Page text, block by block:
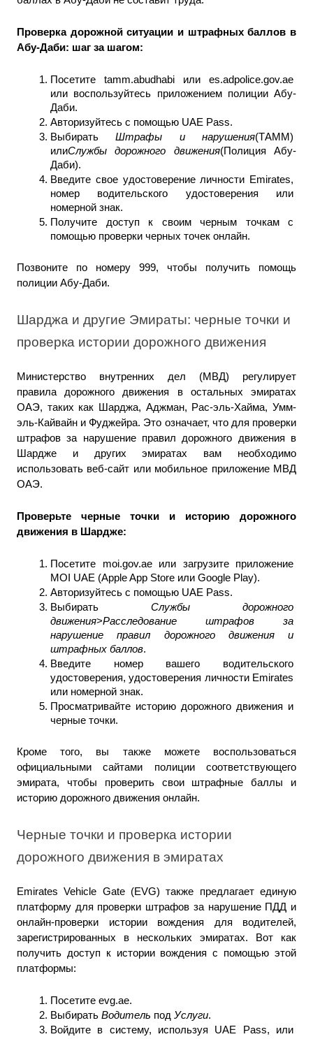
Проверка дорожной ситуации и штрафных баллов в
Абу-Даби: шаг за шагом:
Посетите tamm.abudhabi или es.adpolice.gov.ae
или воспользуйтесь приложением полиции Абу-
Даби.
Авторизуйтесь с помощью UAE Pass.
Выбирать Штрафы и нарушения(ТАММ)
илиСлужбы дорожного движения(Полиция Абу-
Даби).
Введите свое удостоверение личности Emirates,
номер водительского удостоверения или
номерной знак.
Получите доступ к своим черным точкам с
помощью проверки черных точек онлайн.
Позвоните по номеру 999, чтобы получить помощь
полиции Абу-Даби.
Шарджа и другие Эмираты: черные точки и
проверка истории дорожного движения
Министерство внутренних дел (МВД) регулирует
правила дорожного движения в остальных эмиратах
ОАЭ, таких как Шарджа, Аджман, Рас-эль-Хайма, Умм-
эль-Кайвайн и Фуджейра. Это означает, что для проверки
штрафов за нарушение правил дорожного движения в
Шардже и других эмиратах вам необходимо
использовать веб-сайт или мобильное приложение МВД
ОАЭ.
Проверьте черные точки и историю дорожного
движения в Шардже:
Посетите moi.gov.ae или загрузите приложение
MOI UAE (Apple App Store или Google Play).
Авторизуйтесь с помощью UAE Pass.
Выбирать Службы дорожного
движения>Расследование штрафов за
нарушение правил дорожного движения и
штрафных баллов.
Введите номер вашего водительского
удостоверения, удостоверения личности Emirates
или номерной знак.
Просматривайте историю дорожного движения и
черные точки.
Кроме того, вы также можете воспользоваться
официальными сайтами полиции соответствующего
эмирата, чтобы проверить свои штрафные баллы и
историю дорожного движения онлайн.
Черные точки и проверка истории
дорожного движения в эмиратах
Emirates Vehicle Gate (EVG) также предлагает единую
платформу для проверки штрафов за нарушение ПДД и
онлайн-проверки истории вождения для водителей,
зарегистрированных в нескольких эмиратах. Вот как
получить доступ к истории вождения с помощью этой
платформы:
Посетите evg.ae.
Выбирать Водитель под Услуги.
Войдите в систему, используя UAE Pass, или